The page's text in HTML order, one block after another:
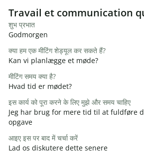
Slide 1 of 6
Travail et communication
शुभ प्रभात
Godmorgen
क्या हम एक मीटिंग शेड्यूल कर सकते हैं?
Kan vi planlægge et møde?
मीटिंग समय क्या है?
Hvad tid er mødet?
इस कार्य को पूरा करने के लिए मुझे और समय चाहिए
Jeg har brug for mere tid til at fuldføre
opgave
आइए इस पर बाद में चर्चा करें
Lad os diskutere dette senere